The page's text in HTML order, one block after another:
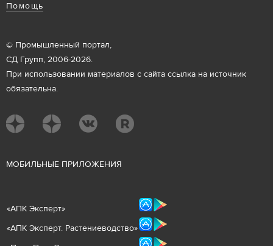
Помощь
© Промышленный портал,
СД Групп, 2006-2026.
При использовании материалов с сайта ссылка на источник
обязательна.
МОБИЛЬНЫЕ ПРИЛОЖЕНИЯ
«АПК Эксперт»
«АПК Эксперт. Растениеводство»